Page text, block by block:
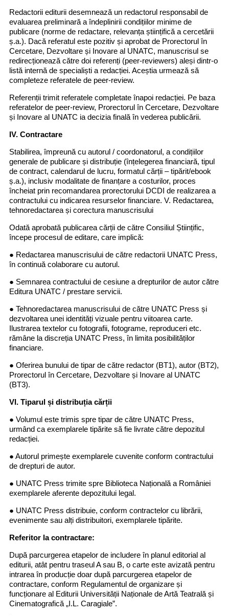
Redactorii editurii desemnează un redactorul responsabil de
evaluarea preliminară a îndeplinirii condițiilor minime de
publicare (norme de redactare, relevanța științifică a cercetării
ș.a.). Dacă referatul este pozitiv și aprobat de Prorectorul în
Cercetare, Dezvoltare și Inovare al UNATC, manuscrisul se
redirecționează către doi referenți (peer-reviewers) aleși dintr-o
listă internă de specialiști a redacției. Aceștia urmează să
completeze referatele de peer-review.
Referenții trimit referatele completate înapoi redacției. Pe baza
referatelor de peer-review, Prorectorul în Cercetare, Dezvoltare
și Inovare al UNATC ia decizia finală în vederea publicării.
IV. Contractare
Stabilirea, împreună cu autorul / coordonatorul, a condițiilor
generale de publicare și distribuție (înțelegerea financiară, tipul
de contract, calendarul de lucru, formatul cărții – tipărit/ebook
ș.a.), inclusiv modalitate de finanțare a costurilor, proces
încheiat prin recomandarea prorectorului DCDI de realizarea a
contractului cu indicarea resurselor financiare. V. Redactarea,
tehnoredactarea și corectura manuscrisului
Odată aprobată publicarea cărții de către Consiliul Științific,
începe procesul de editare, care implică:
● Redactarea manuscrisului de către redactorii UNATC Press,
în continuă colaborare cu autorul.
● Semnarea contractului de cesiune a drepturilor de autor către
Editura UNATC / prestare servicii.
● Tehnoredactarea manuscrisului de către UNATC Press și
dezvoltarea unei identități vizuale pentru viitoarea carte.
Ilustrarea textelor cu fotografii, fotograme, reproduceri etc.
rămâne la discreția UNATC Press, în limita posibilităților
financiare.
● Oferirea bunului de tipar de către redactor (BT1), autor (BT2),
Prorectorul în Cercetare, Dezvoltare și Inovare al UNATC
(BT3).
VI. Tiparul și distribuția cărții
● Volumul este trimis spre tipar de către UNATC Press,
urmând ca exemplarele tipărite să fie livrate către depozitul
redacției.
● Autorul primește exemplarele cuvenite conform contractului
de drepturi de autor.
● UNATC Press trimite spre Biblioteca Națională a României
exemplarele aferente depozitului legal.
● UNATC Press distribuie, conform contractelor cu librării,
evenimente sau alți distribuitori, exemplarele tipărite.
Referitor la contractare:
După parcurgerea etapelor de includere în planul editorial al
editurii, atât pentru traseul A sau B, o carte este avizată pentru
intrarea în producție doar după parcurgerea etapelor de
contractare, conform Regulamentul de organizare și
funcționare al Editurii Universității Naționale de Artă Teatrală și
Cinematografică „I.L. Caragiale”.